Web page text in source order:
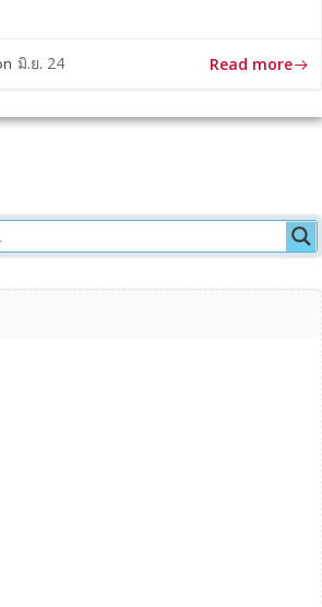
มิ.ย. 24 Read more